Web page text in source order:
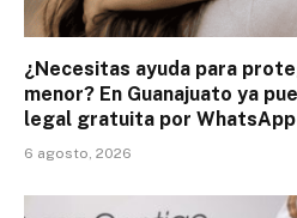
¿Necesitas ayuda para
menor? En Guanajuato ya
legal gratuita por WhatsApp
6 agosto, 2026